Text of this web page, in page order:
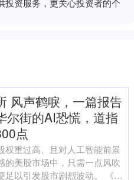
投资服务，更关心投资者的个
风声鹤唳，一篇报告
尔街的AI恐慌，道指
点
权重过高、且对人工智能前景
的美股市场中，只需一点风吹
足以引发股市剧烈波动。 《华